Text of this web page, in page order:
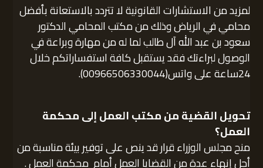
لمزيد من الاستشارات القانونية لا تتردد بالاستعانة بأفضل
محامي في الرياض وذلك من مكتب المحامي الدكتور
سعود بن عبد الله آل طالب لما له من مهارة وبراعة في
الوصول لبراءتك فقد يستقبل كافة استفساراتكم خلال
24ساعة على واتس(00966506330044).
تحويل القضية من مكتب العمل إلى محكمة
العمل؟
منح مجلس الوزراء قرار قد ينص على توفير بيئة مناسبة من
أجل إنهاء عدة من القضايا العمل أمام محكمة العمل .